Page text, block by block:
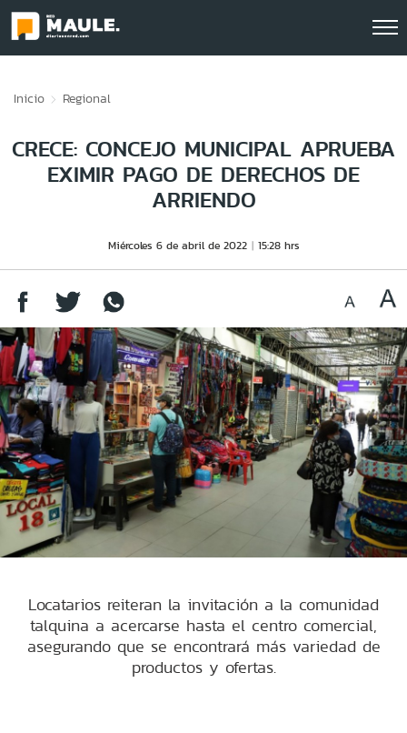
Inicio Regional
CRECE: CONCEJO MUNICIPAL APRUEBA
EXIMIR PAGO DE DERECHOS DE
ARRIENDO
Miércoles 6 de abril de 2022 15:28 hrs
Locatarios reiteran la invitación a la comunidad
talquina a acercarse hasta el centro comercial,
asegurando que se encontrará más variedad de
productos y ofertas.